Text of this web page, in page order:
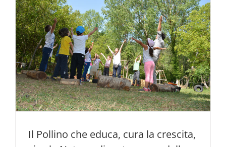
Il Pollino che educa, cura la crescita,